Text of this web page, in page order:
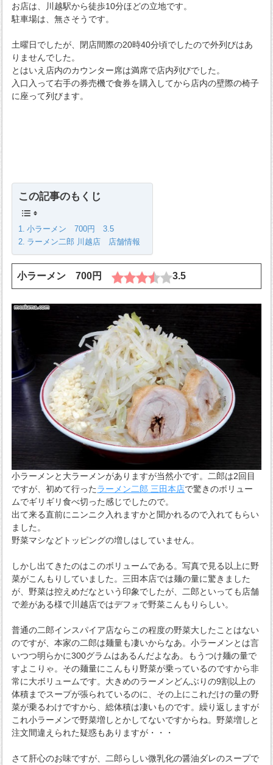
お店は、川越駅から徒歩10分ほどの立地です。
駐車場は、無さそうです。
土曜日でしたが、閉店間際の20時40分頃でしたので外列びはあ
りませんでした。
とはいえ店内のカウンター席は満席で店内列びでした。
入口入って右手の券売機で食券を購入してから店内の壁際の椅子
に座って列びます。
この記事のもくじ
小ラーメン 700円 3.5
ラーメン二郎 川越店 店舗情報
小ラーメン 700円 3.5
小ラーメンと大ラーメンがありますが当然小です。二郎は2回目
ですが、初めて行ったラーメン二郎 三田本店で驚きのボリュー
ムでギリギリ食べ切った感じでしたので。
出て来る直前にニンニク入れますかと聞かれるので入れてもらい
ました。
野菜マシなどトッピングの増しはしていません。
しかし出てきたのはこのボリュームである。写真で見る以上に野
菜がこんもりしていました。三田本店では麺の量に驚きました
が、野菜は控えめだなという印象でしたが、二郎といっても店舗
で差がある様で川越店ではデフォで野菜こんもりらしい。
普通の二郎インスパイア店ならこの程度の野菜大したことはない
のですが、本家の二郎は麺量も凄いからなあ。小ラーメンとは言
いつつ明らかに300グラムはあるんだよなあ。もうつけ麺の量で
すよこりゃ。その麺量にこんもり野菜が乗っているのですから非
常に大ボリュームです。大きめのラーメンどんぶりの9割以上の
体積までスープが張られているのに、その上にこれだけの量の野
菜が乗るわけですから、総体積は凄いものです。繰り返しますが
これ小ラーメンで野菜増しとかしてないですからね。野菜増しと
注文間違えられた疑惑もありますが・・・
さて肝心のお味ですが、二郎らしい微乳化の醤油ダレのスープで